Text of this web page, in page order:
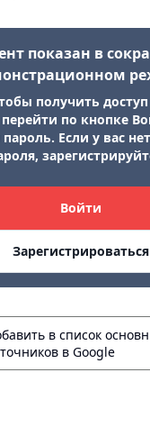
показан в
получить
по кнопке
Если у вас
Войти
Зарегистрироваться
в список
в Google